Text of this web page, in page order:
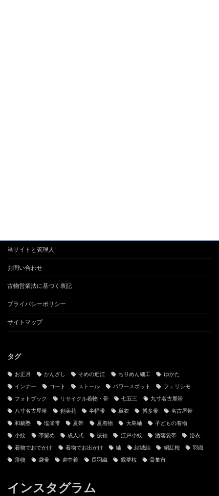
お問い合わせ
古物営業法に基づく表記
プライバシーポリシー
サイトマップ
お正月 かんざし そめの近江